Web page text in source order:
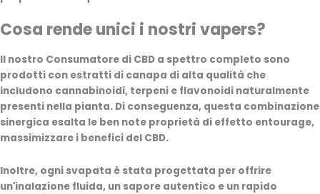
Cosa rende unici i nostri vapers?
Il nostro Consumatore di CBD a spettro completo sono
prodotti con estratti di canapa di alta qualità che
includono cannabinoidi, terpeni e flavonoidi naturalmente
presenti nella pianta. Di conseguenza, questa combinazione
sinergica esalta le ben note proprietà di effetto entourage,
massimizzare i benefici del CBD.
Inoltre, ogni svapata è stata progettata per offrire
un'inalazione fluida, un sapore autentico e un rapido